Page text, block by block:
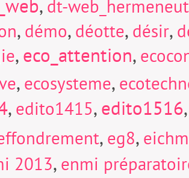
, dt-
, démo, déotte, désir,
,eco_attention,
, ecosysteme,
, edito1415,edito1516
, eg8,
2013, enmi